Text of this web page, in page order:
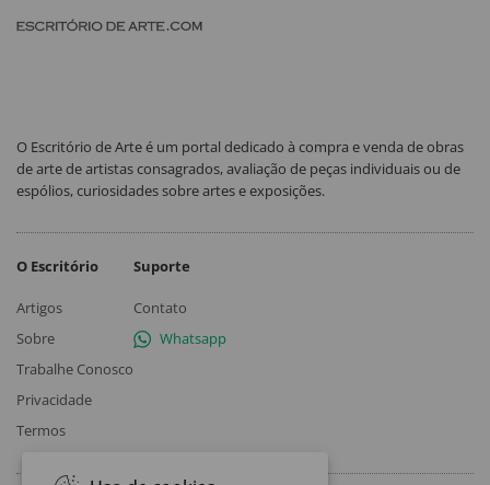
O Escritório de Arte é um portal dedicado à compra e venda de obras
de arte de artistas consagrados, avaliação de peças individuais ou de
espólios, curiosidades sobre artes e exposições.
O Escritório
Artigos
Sobre
Trabalhe Conosco
Privacidade
Termos
Suporte
Contato
Whatsapp